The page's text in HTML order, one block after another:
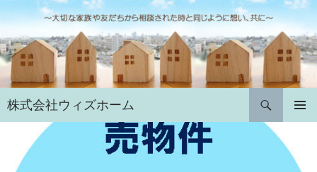
ン
テ
ン
ツ
へ
ス
キ
株式会社ウィズホーム
検
索